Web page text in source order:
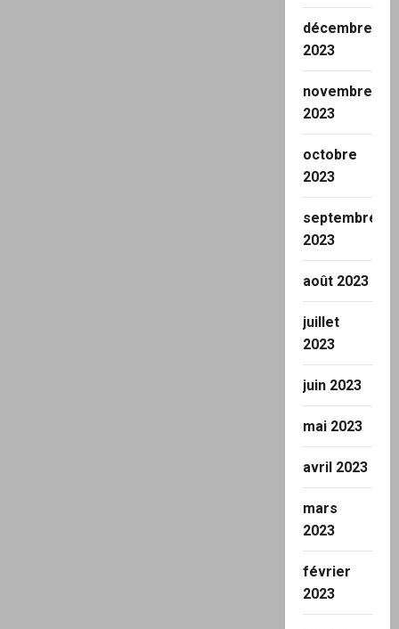
décembre
2023
novembre
2023
octobre
2023
septembre
2023
août 2023
juillet
2023
juin 2023
mai 2023
avril 2023
mars
2023
février
2023